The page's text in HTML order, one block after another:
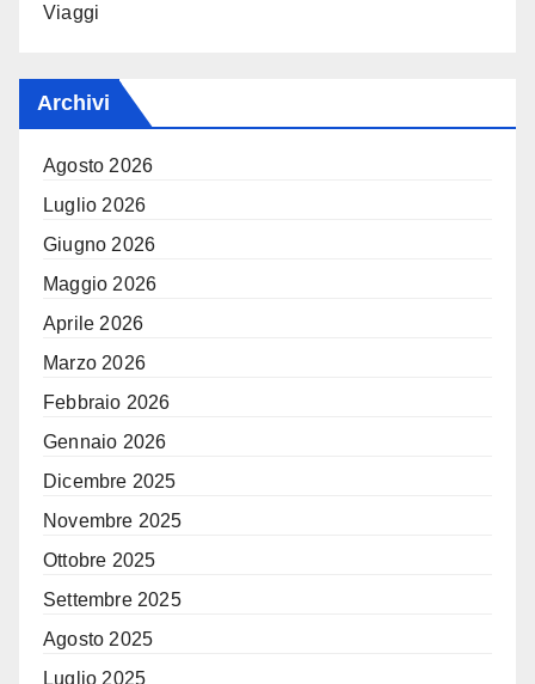
Viaggi
Archivi
Agosto 2026
Luglio 2026
Giugno 2026
Maggio 2026
Aprile 2026
Marzo 2026
Febbraio 2026
Gennaio 2026
Dicembre 2025
Novembre 2025
Ottobre 2025
Settembre 2025
Agosto 2025
Luglio 2025